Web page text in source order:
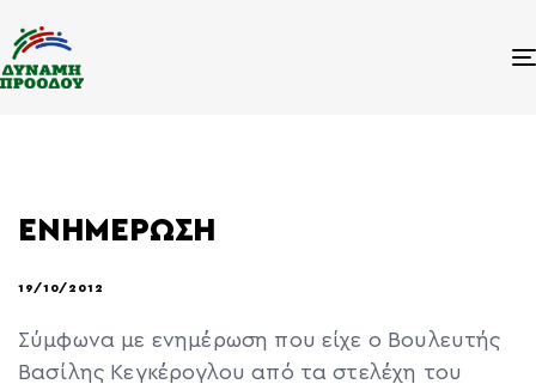
ΕΝΗΜΕΡΩΣΗ
19/10/2012
Σύμφωνα με ενημέρωση που είχε ο Βουλευτής
Βασίλης Κεγκέρογλου από τα στελέχη του